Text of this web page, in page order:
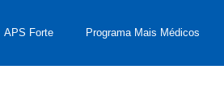
APS Forte Programa Mais Médicos